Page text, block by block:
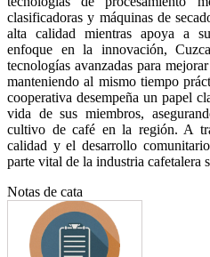
clasificadoras y máquinas de
alta calidad mientras apoya a
enfoque en la innovación,
tecnologías avanzadas para
manteniendo al mismo tiempo
cooperativa desempeña un papel
vida de sus miembros,
cultivo de café en la región. A
calidad y el desarrollo
parte vital de la industria cafetalera
Notas de cata